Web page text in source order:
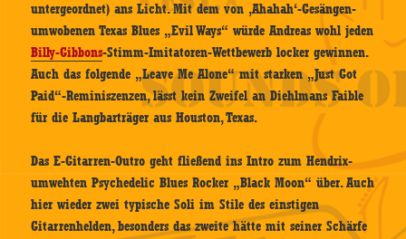
untergeordnet) ans Licht. Mit dem von ‚Ahahah‘-Gesängen-
umwobenen Texas Blues „Evil Ways“ würde Andreas wohl jeden
Billy-Gibbons-Stimm-Imitatoren-Wettbewerb locker gewinnen.
Auch das folgende „Leave Me Alone“ mit starken „Just Got
Paid“-Reminiszenzen, lässt kein Zweifel an Diehlmans Faible
für die Langbarträger aus Houston, Texas.
Das E-Gitarren-Outro geht fließend ins Intro zum Hendrix-
umwehten Psychedelic Blues Rocker „Black Moon“ über. Auch
hier wieder zwei typische Soli im Stile des einstigen
Gitarrenhelden, besonders das zweite hätte mit seiner Schärfe